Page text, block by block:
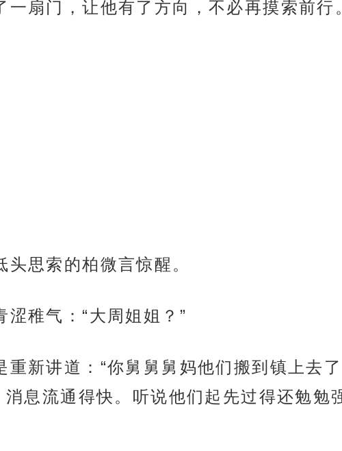
扇门，让他有了方向，不必再摸索前行
思索的柏微言惊醒。
稚气：“大周姐姐？”
新讲道：“你舅舅舅妈他们搬到镇上去
息流通得快。听说他们起先过得还勉勉